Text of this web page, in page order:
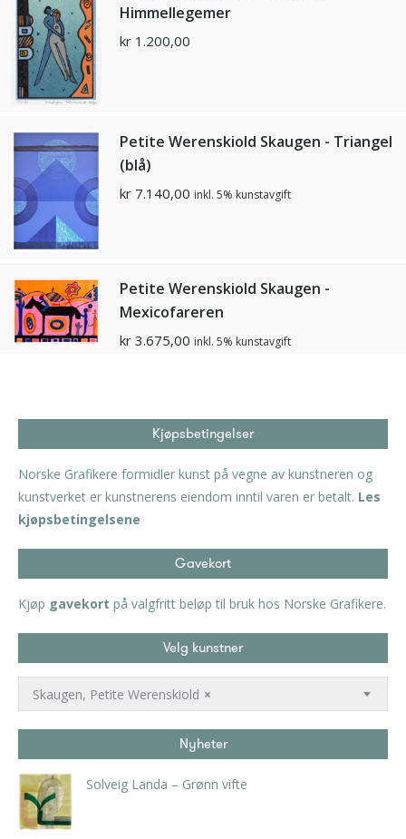
Himmellegemer
kr 1.200,00
Petite Werenskiold Skaugen - Triangel
(blå)
kr 7.140,00 inkl. 5% kunstavgift
Petite Werenskiold Skaugen -
Mexicofareren
kr 3.675,00 inkl. 5% kunstavgift
Kjøpsbetingelser
Norske Grafikere formidler kunst på vegne av kunstneren og
kunstverket er kunstnerens eiendom inntil varen er betalt. Les
kjøpsbetingelsene
Gavekort
Kjøp gavekort på valgfritt beløp til bruk hos Norske Grafikere.
Velg kunstner
×
Skaugen, Petite Werenskiold
Nyheter
Solveig Landa – Grønn vifte